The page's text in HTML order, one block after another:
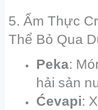
5. Ẩm Thực
Thể Bỏ Qua
Peka:
hải sản
Ćevapi: